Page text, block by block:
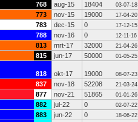
768 aug-15 18404 03-07-18
773 nov-15 19000 17-04-20
783 dec-15 0 17-12-15
788 nov-16 0 12-11-16
813 mrt-17 32000 21-04-26
815 jun-17 50000 01-05-25
818 okt-17 19000 08-07-23
837 nov-18 52208 21-03-24
877 nov-21 51865 01-01-26
882 jul-22 0 02-07-22
883 jun-22 0 18-06-22